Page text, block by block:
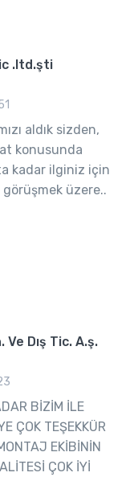
.ltd.şti
aldık sizden,
konusunda
kadar ilginiz için
üzere..
Dış Tic. A.ş.
BİZİM İLE
ÇOK TEŞEKKÜR
EKİBİNİN
ÇOK İYİ